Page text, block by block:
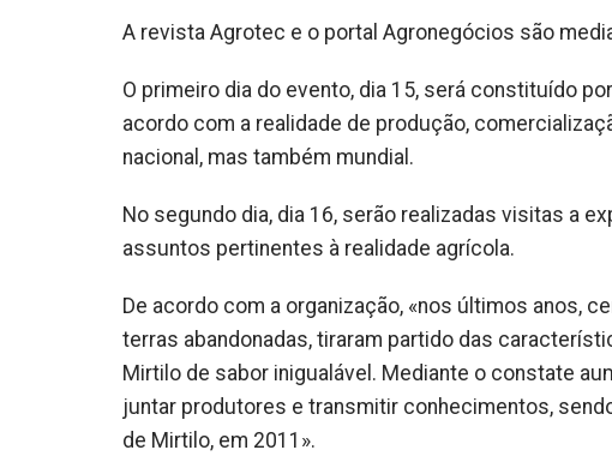
A revista Agrotec e o portal Agronegócios são
O primeiro dia do evento, dia 15, será constituído
acordo com a realidade de produção,
nacional, mas também mundial.
No segundo dia, dia 16, serão realizadas visitas a
assuntos pertinentes à realidade agrícola.
De acordo com a organização, «nos últimos anos,
terras abandonadas, tiraram partido das
Mirtilo de sabor inigualável. Mediante o constate
juntar produtores e transmitir conhecimentos,
de Mirtilo, em 2011».